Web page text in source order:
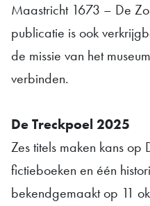
Maastricht 1673 – De
publicatie is ook
de missie van het
verbinden.
De Treckpoel 2025
Zes titels maken kans
fictieboeken en één
bekendgemaakt op 11